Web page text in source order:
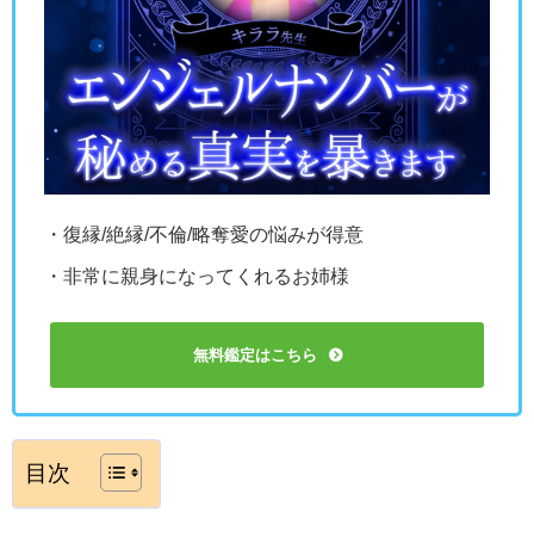
・復縁/絶縁/不倫/略奪愛の悩みが得意
・非常に親身になってくれるお姉様
無料鑑定はこちら
目次